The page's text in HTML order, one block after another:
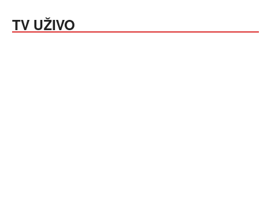
TV UŽIVO